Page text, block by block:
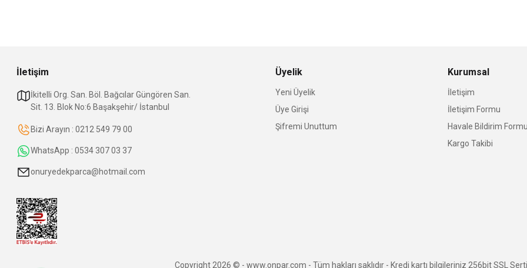
İletişim
İkitelli Org. San. Böl. Bağcılar Güngören San.
Sit. 13. Blok No:6 Başakşehir/ İstanbul
Bizi Arayın : 0212 549 79 00
WhatsApp : 0534 307 03 37
onuryedekparca@hotmail.com
Üyelik
Yeni Üyelik
Üye Girişi
Şifremi Unuttum
Kurumsal
İletişim
İletişim Formu
Havale Bildirim Formu
Kargo Takibi
Copyright 2026 © - www.onpar.com - Tüm hakları saklıdır - Kredi kartı bilgileriniz 256bit SSL